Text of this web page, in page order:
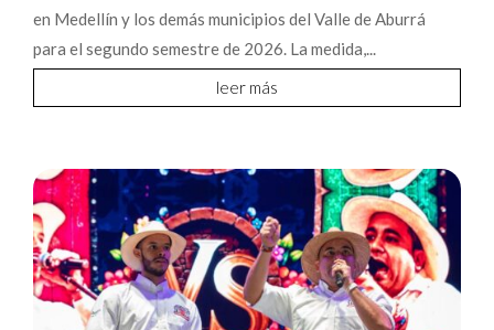
en Medellín y los demás municipios del Valle de Aburrá
para el segundo semestre de 2026. La medida,...
leer más